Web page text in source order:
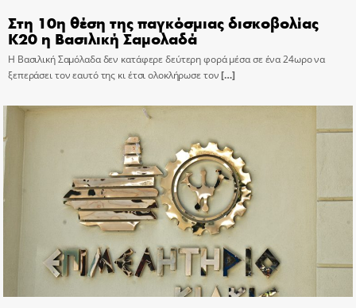
Στη 10η θέση της παγκόσμιας δισκοβολίας
Κ20 η Βασιλική Σαμολαδά
Η Βασιλική Σαμόλαδα δεν κατάφερε δεύτερη φορά μέσα σε ένα 24ωρο να
ξεπεράσει τον εαυτό της κι έτσι ολοκλήρωσε τον[…]